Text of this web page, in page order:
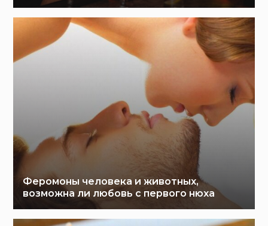
Феромоны человека и животных,
возможна ли любовь с первого нюха